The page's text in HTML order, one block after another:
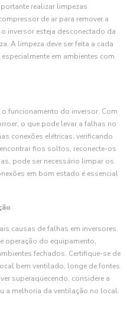
realizar limpezas
de ar para remover a
inversor esteja desconectado da
A limpeza deve ser feita a cada
em ambientes com
funcionamento do inversor. Com
o que pode levar a falhas no
conexões elétricas, verificando
fios soltos, reconecte-os
pode ser necessário limpar os
em bom estado é essencial
causas de falhas em inversores.
operação do equipamento,
fechados. Certifique-se de
bem ventilado, longe de fontes
superaquecendo, considere a
a melhoria da ventilação no local.